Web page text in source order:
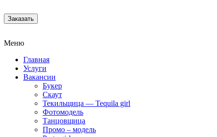
Заказать
Меню
Главная
Услуги
Вакансии
Букер
Скаут
Текильщица — Tequila girl
Фотомодель
Танцовщица
Промо – модель